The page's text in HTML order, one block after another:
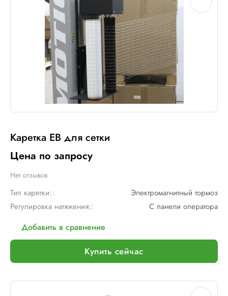
Каретка EB для сетки
Цена по запросу
Нет отзывов
Тип каретки::
Электромагнитный тормоз
Регулировка натяжения::
С панели оператора
Добавить в сравнение
Купить сейчас